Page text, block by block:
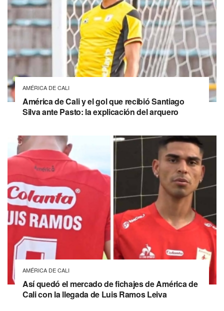
AMÉRICA DE CALI
América de Cali y el gol que recibió Santiago
Silva ante Pasto: la explicación del arquero
AMÉRICA DE CALI
Así quedó el mercado de fichajes de América de
Cali con la llegada de Luis Ramos Leiva